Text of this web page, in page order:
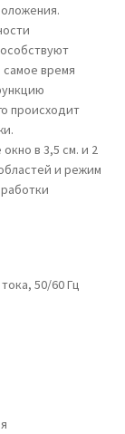
время
происходит
в 3,5 см. и 2
и режим
50/60 Гц